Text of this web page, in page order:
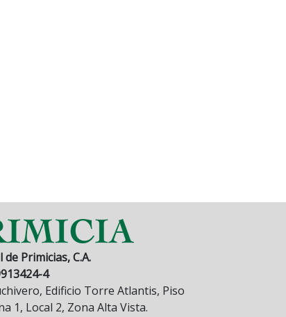
Primicias, C.A.
4
Edificio Torre Atlantis, Piso
1, Local 2, Zona Alta Vista.